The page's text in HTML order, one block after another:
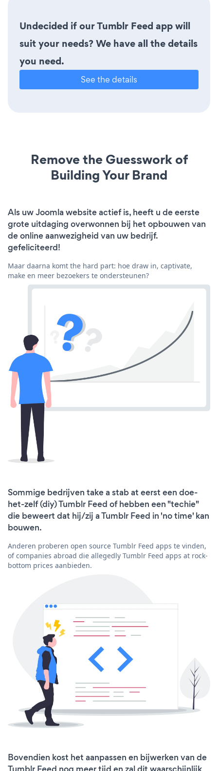
Undecided if our Tumblr Feed app will
suit your needs? We have all the details
you need.
See the details
Remove the Guesswork of
Building Your Brand
Als uw Joomla website actief is, heeft u de eerste
grote uitdaging overwonnen bij het opbouwen van
de online aanwezigheid van uw bedrijf.
gefeliciteerd!
Maar daarna komt the hard part: hoe draw in, captivate,
make en meer bezoekers te ondersteunen?
Sommige bedrijven take a stab at eerst een doe-
het-zelf (diy) Tumblr Feed of hebben een "techie"
die beweert dat hij/zij a Tumblr Feed in 'no time' kan
bouwen.
Anderen proberen open source Tumblr Feed apps te vinden,
of companies abroad die allegedly Tumblr Feed apps at rock-
bottom prices aanbieden.
Bovendien kost het aanpassen en bijwerken van de